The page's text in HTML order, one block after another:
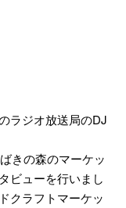
ラジオ放送局のDJ
きの森のマーケッ
ビューを行いまし
クラフトマーケッ